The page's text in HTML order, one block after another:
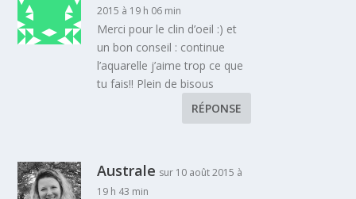
2015 à 19 h 06 min
Merci pour le clin d’oeil :) et
un bon conseil : continue
l’aquarelle j’aime trop ce que
tu fais!! Plein de bisous
RÉPONSE
Australe sur 10 août 2015 à
19 h 43 min